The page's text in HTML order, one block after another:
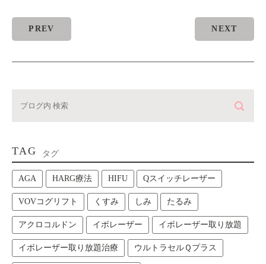
PREV NEXT
TAG タグ
AGA HARG療法 HIFU Qスイッチレーザー
VOVコグリフト くすみ しみ たるみ
アクロコルドン イボレーザー イボレーザー取り放題
イボレーザー取り放題治療 ウルトラセルＱプラス